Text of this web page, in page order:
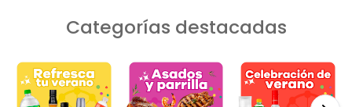
Categorías destacadas